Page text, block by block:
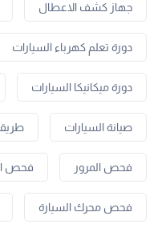
جهاز كشف الاعطال
دورة تعلم كهرباء السيارات
دورة ميكانيكا السيارات
صيانة السيارات
فحص المرور فحص
فحص محرك السيارة